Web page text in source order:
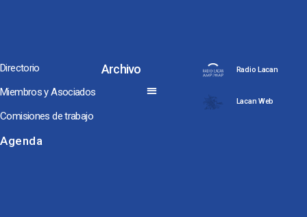
Directorio
Miembros y Asociados
Comisiones de trabajo
Agenda
Archivo Radio Lacan
Lacan Web